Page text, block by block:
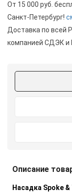
От 15 000 руб.
Санкт-Петербург!
Доставка по всей
компанией СДЭК и
Описание
Насадка Spoke